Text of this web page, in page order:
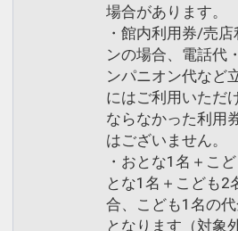
場合があります。
・館内利用券/売
ンの場合、電話代
ンパニオン代など
にはご利用いただ
ならなかった利用
はございません。
・おとな1名＋こ
とな1名＋こども2
合、こども1名の
となります（対象